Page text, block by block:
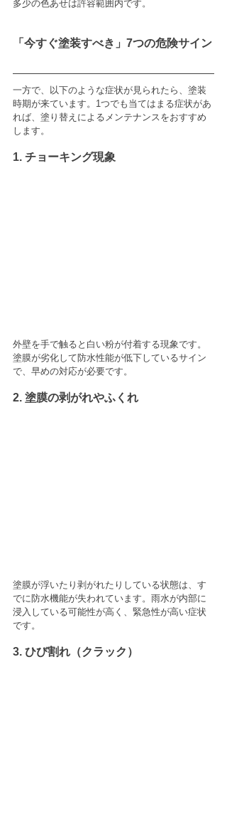
多少の色あせは許容範囲内です。
「今すぐ塗装すべき」7つの危険サイン
一方で、以下のような症状が見られたら、塗装
時期が来ています。1つでも当てはまる症状があ
れば、塗り替えによるメンテナンスをおすすめ
します。
1. チョーキング現象
外壁を手で触ると白い粉が付着する現象です。
塗膜が劣化して防水性能が低下しているサイン
で、早めの対応が必要です。
2. 塗膜の剥がれやふくれ
塗膜が浮いたり剥がれたりしている状態は、す
でに防水機能が失われています。雨水が内部に
浸入している可能性が高く、緊急性が高い症状
です。
3. ひび割れ（クラック）